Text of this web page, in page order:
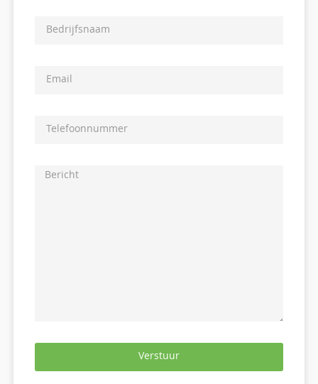
Verstuur